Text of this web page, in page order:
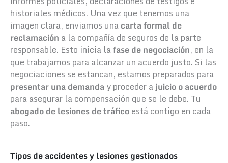
historiales médicos. Una vez que tenemos una
imagen clara, enviamos unacarta formal de
reclamación a la compañía de seguros de la parte
responsable. Esto inicia lafase de negociación, en la
que trabajamos para alcanzar un acuerdo justo. Si las
negociaciones se estancan, estamos preparados para
presentar una demanday proceder ajuicio o acuerdo
para asegurar la compensación que se le debe. Tu
abogado de lesiones de tráficoestá contigo en cada
paso.
Tipos de accidentes y lesiones gestionados